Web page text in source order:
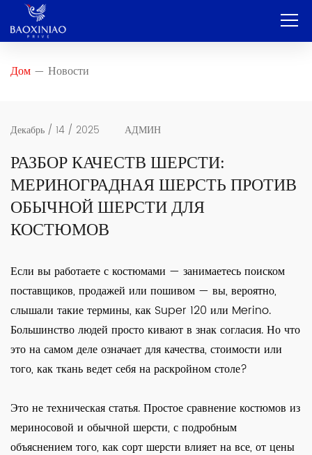
Дом — Новости
Декабрь / 14 / 2025 АДМИН
РАЗБОР КАЧЕСТВ ШЕРСТИ:
МЕРИНОГРАДНАЯ ШЕРСТЬ ПРОТИВ
ОБЫЧНОЙ ШЕРСТИ ДЛЯ
КОСТЮМОВ
Если вы работаете с костюмами — занимаетесь поиском
поставщиков, продажей или пошивом — вы, вероятно,
слышали такие термины, как Super 120 или Merino.
Большинство людей просто кивают в знак согласия. Но что
это на самом деле означает для качества, стоимости или
того, как ткань ведет себя на раскройном столе?
Это не техническая статья. Простое сравнение костюмов из
мериносовой и обычной шерсти, с подробным
объяснением того, как сорт шерсти влияет на все, от цены
OEM и ODM-производители
Услуга
Продукт
Русский